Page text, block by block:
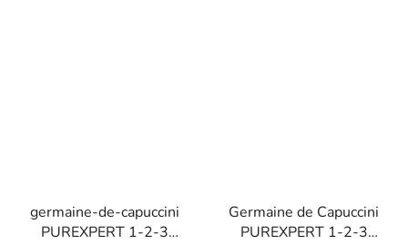
germaine-de-capuccini
PUREXPERT 1-2-3
Germaine de Capuccini
PUREXPERT 1-2-3